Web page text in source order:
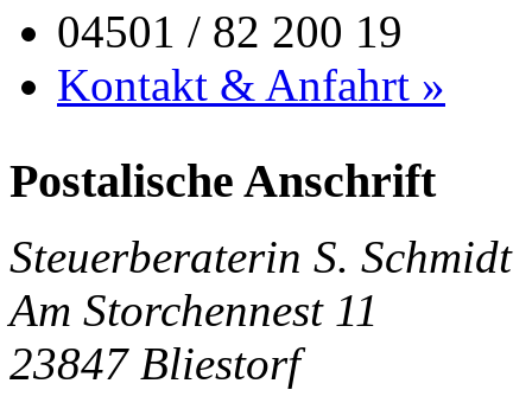
04501 / 82 200 19
Kontakt & Anfahrt »
Postalische Anschrift
Steuerberaterin S. Schmidt
Am Storchennest 11
23847 Bliestorf